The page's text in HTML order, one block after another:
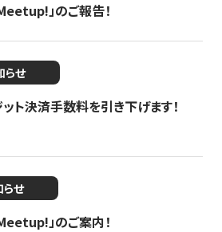
」のご報告！
らせ
ト決済手数料を引き下げます！
らせ
」のご案内！